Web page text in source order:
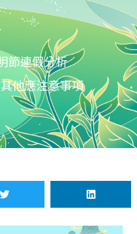
節連假分析
他應注意事項